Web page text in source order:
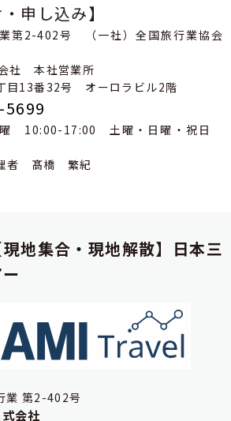
申し込み】
第2-402号 （一社）全国旅行業協会
社 本社営業所
目13番32号 オーロラビル2階
10:00-17:00 土曜・日曜・祝日
者 髙橋 繁紀
現地集合・現地解散】日本三
ー
業 第2-402号
会社